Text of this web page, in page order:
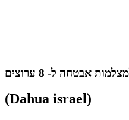
(Dahua israel)